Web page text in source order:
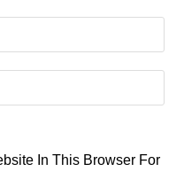
In This Browser For